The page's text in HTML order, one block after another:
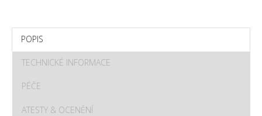
POPIS
TECHNICKÉ INFORMACE
PÉČE
ATESTY & OCENĚNÍ